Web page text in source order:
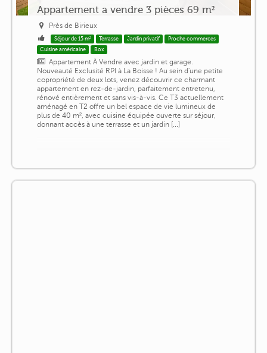
Appartement a vendre 3 pièces 69 m²
Près de Birieux
Séjour de 15 m² Terrasse Jardin privatif
Proche commerces
Cuisine américaine
Box
Appartement À Vendre avec jardin et garage.
Nouveauté Exclusité ️RPI à La Boisse ! Au sein d'une petite
copropriété de deux lots, venez découvrir ce charmant
appartement en rez-de-jardin, parfaitement entretenu,
rénové entièrement et sans vis-à-vis. Ce T3 actuellement
aménagé en T2 offre un bel espace de vie lumineux de
plus de 40 m², avec cuisine équipée ouverte sur séjour,
donnant accès à une terrasse et un jardin [...]